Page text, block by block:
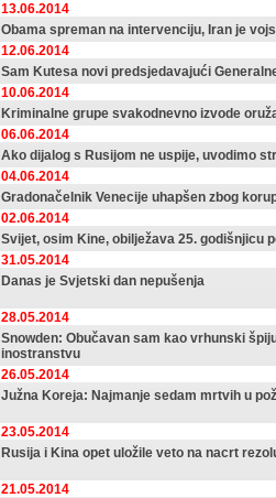
13.06.2014
Obama spreman na intervenciju, Iran je
12.06.2014
Sam Kutesa novi predsjedavajući
10.06.2014
Kriminalne grupe svakodnevno izvode
06.06.2014
Ako dijalog s Rusijom ne uspije, uvodimo
04.06.2014
Gradonačelnik Venecije uhapšen zbog
02.06.2014
Svijet, osim Kine, obilježava 25. godišnjicu
31.05.2014
Danas je Svjetski dan nepušenja
28.05.2014
Snowden: Obučavan sam kao vrhunski
inostranstvu
26.05.2014
Južna Koreja: Najmanje sedam mrtvih u
23.05.2014
Rusija i Kina opet uložile veto na nacrt
21.05.2014